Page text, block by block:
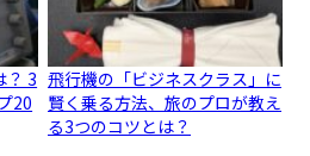
？ 3
20
飛行機の「ビジネスクラス」に
賢く乗る方法、旅のプロが教え
る3つのコツとは？